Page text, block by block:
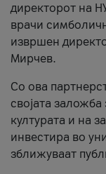
директорот на
врачи
извршен
Мирчев.
Со ова
својата
културата и на
инвестира во
зближуваат